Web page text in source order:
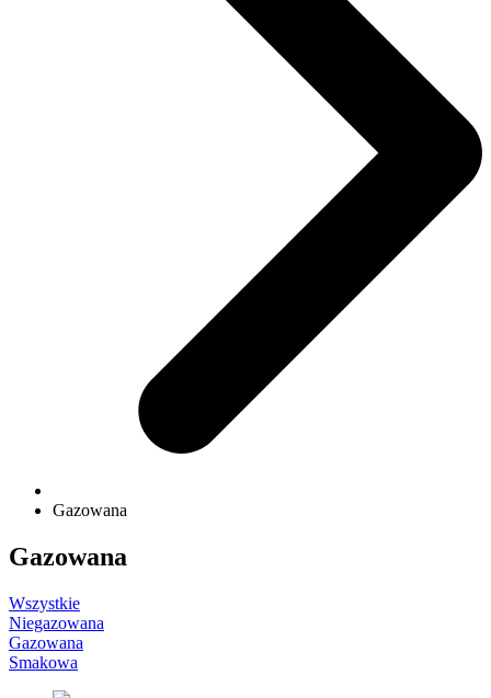
Gazowana
Gazowana
Wszystkie
Niegazowana
Gazowana
Smakowa